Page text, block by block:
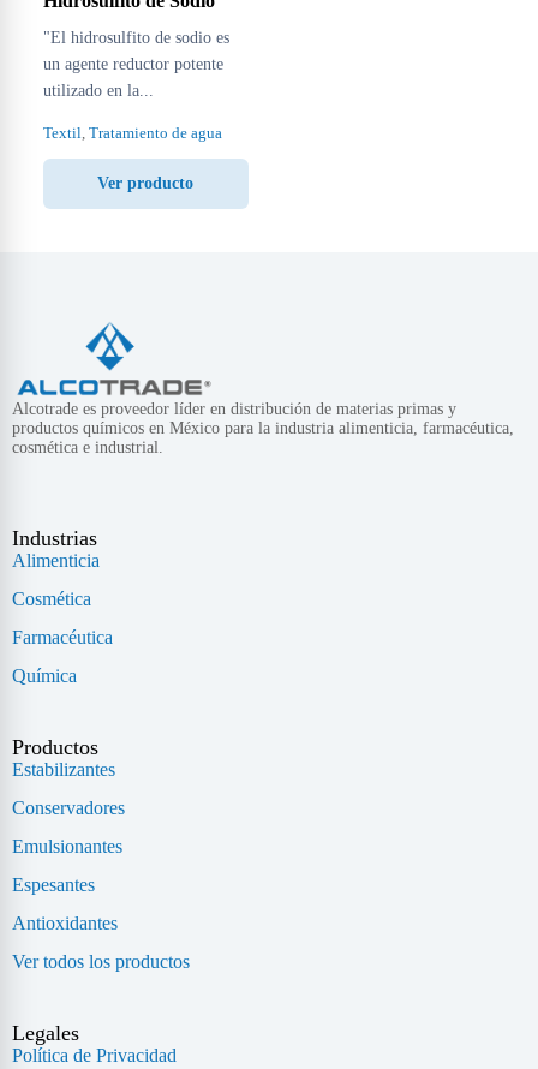
"El hidrosulfito de sodio es
un agente reductor potente
utilizado en la...
Textil, Tratamiento de agua
Ver producto
Alcotrade es proveedor líder en distribución de materias primas y
productos químicos en México para la industria alimenticia, farmacéutica,
cosmética e industrial.
Industrias
Alimenticia
Cosmética
Farmacéutica
Química
Productos
Estabilizantes
Conservadores
Emulsionantes
Espesantes
Antioxidantes
Ver todos los productos
Legales
Política de Privacidad